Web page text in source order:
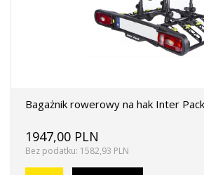
Bagażnik rowerowy na hak Inter
1947,00 PLN
Bez podatku: 1582,93 PLN